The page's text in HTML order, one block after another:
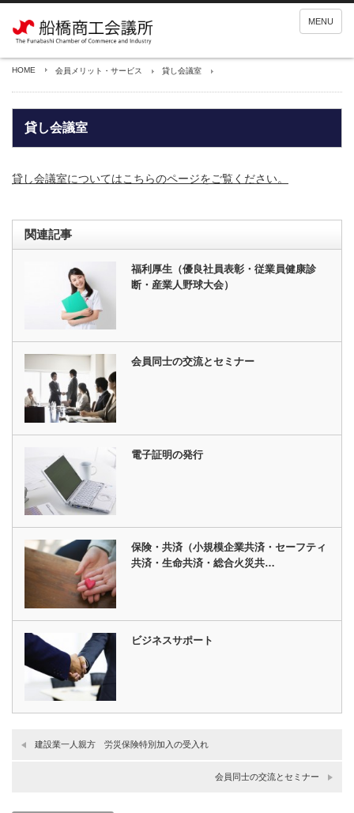
MENU
HOME 会員メリット・サービス 貸し会議室
貸し会議室
貸し会議室についてはこちらのページをご覧ください。
関連記事
福利厚生（優良社員表彰・従業員健康診
断・産業人野球大会）
会員同士の交流とセミナー
電子証明の発行
保険・共済（小規模企業共済・セーフティ
共済・生命共済・総合火災共…
ビジネスサポート
建設業一人親方 労災保険特別加入の受入れ
会員同士の交流とセミナー